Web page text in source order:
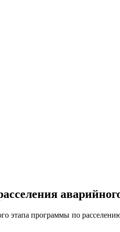
этапа программы по